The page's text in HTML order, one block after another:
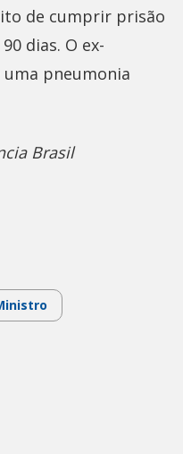
de cumprir prisão
dias. O ex-
pneumonia
Brasil